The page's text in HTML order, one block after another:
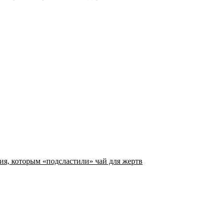
которым «подсластили» чай для жертв